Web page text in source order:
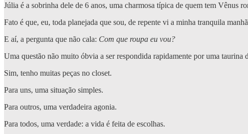
Júlia é a sobrinha dele de 6 anos, uma charmosa típica de quem tem Vênus
Fato é que, eu, toda planejada que sou, de repente vi a minha tranquila
E aí, a pergunta que não cala: Com que roupa eu vou?
Uma questão não muito óbvia a ser respondida rapidamente por uma taurina
Sim, tenho muitas peças no closet.
Para uns, uma situação simples.
Para outros, uma verdadeira agonia.
Para todos, uma verdade: a vida é feita de escolhas.